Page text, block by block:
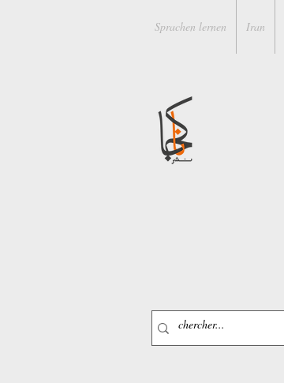
Sprachen lernen Iran